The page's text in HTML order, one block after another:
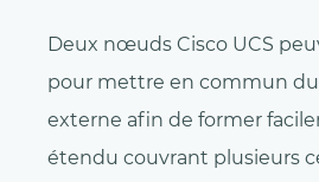
Deux nœuds Cisco UCS
pour mettre en commun
externe afin de former
étendu couvrant plusieurs